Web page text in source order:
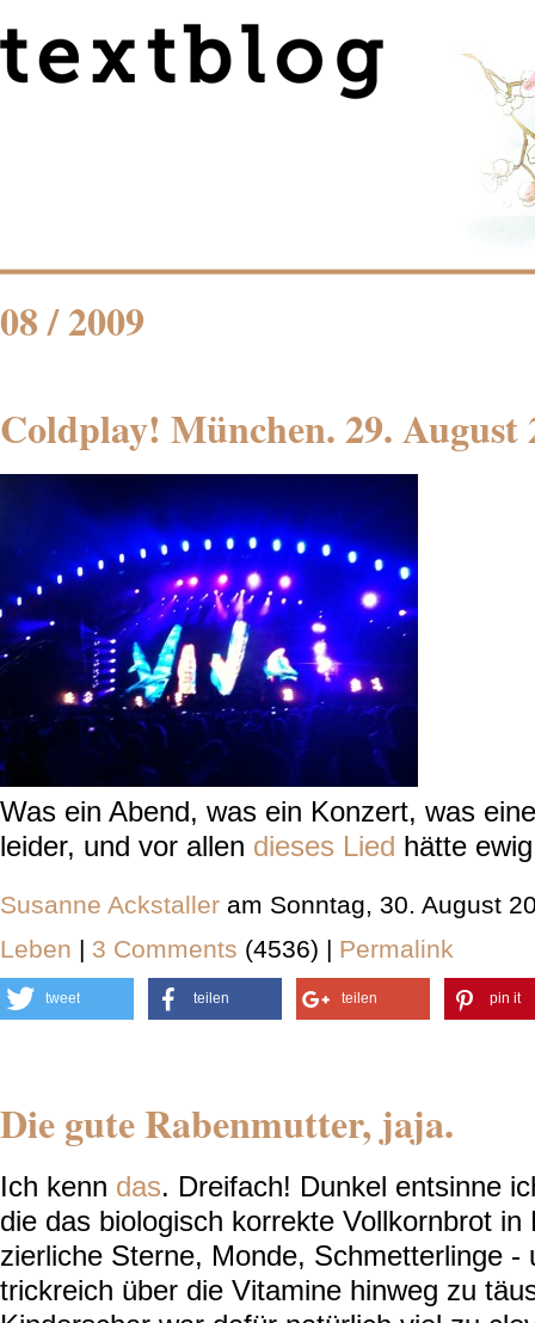
08 / 2009
Coldplay! München. 29. August
Was ein Abend, was ein Konzert, was
leider, und vor allen dieses Lied hätte
Susanne Ackstaller am Sonntag, 30. August
Leben | 3 Comments (4536) | Permalink
tweet teilen teilen pin it
Die gute Rabenmutter, jaja.
Ich kenn das. Dreifach! Dunkel entsinne
die das biologisch korrekte Vollkornbrot
zierliche Sterne, Monde, Schmetterlinge -
trickreich über die Vitamine hinweg zu